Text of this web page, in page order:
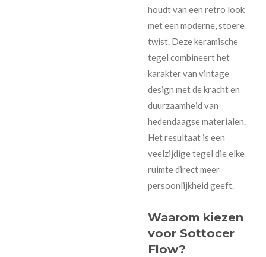
houdt van een retro look
met een moderne, stoere
twist. Deze keramische
tegel combineert het
karakter van vintage
design met de kracht en
duurzaamheid van
hedendaagse materialen.
Het resultaat is een
veelzijdige tegel die elke
ruimte direct meer
persoonlijkheid geeft.
Waarom kiezen
voor Sottocer
Flow?